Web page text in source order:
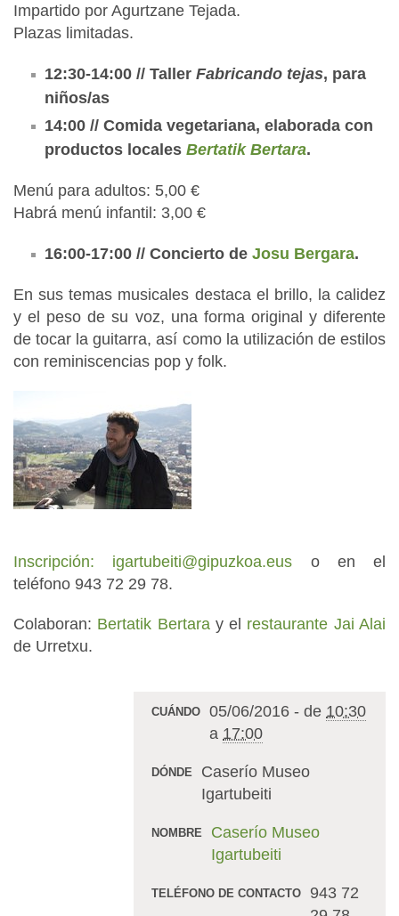
Impartido por Agurtzane Tejada.
Plazas limitadas.
12:30-14:00 // Taller Fabricando tejas, para
niños/as
14:00 // Comida vegetariana, elaborada con
productos locales Bertatik Bertara.
Menú para adultos: 5,00 €
Habrá menú infantil: 3,00 €
16:00-17:00 // Concierto de Josu Bergara.
En sus temas musicales destaca el brillo, la calidez
y el peso de su voz, una forma original y diferente
de tocar la guitarra, así como la utilización de estilos
con reminiscencias pop y folk.
Inscripción: igartubeiti@gipuzkoa.eus o en el
teléfono 943 72 29 78.
Colaboran: Bertatik Bertara y el restaurante Jai Alai
de Urretxu.
CUÁNDO 05/06/2016 - de 10:30
a 17:00
DÓNDE
Caserío Museo
Igartubeiti
NOMBRE
Caserío Museo
Igartubeiti
TELÉFONO DE CONTACTO
943 72